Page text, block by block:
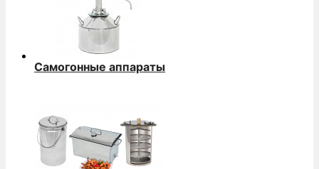
Самогонные аппараты